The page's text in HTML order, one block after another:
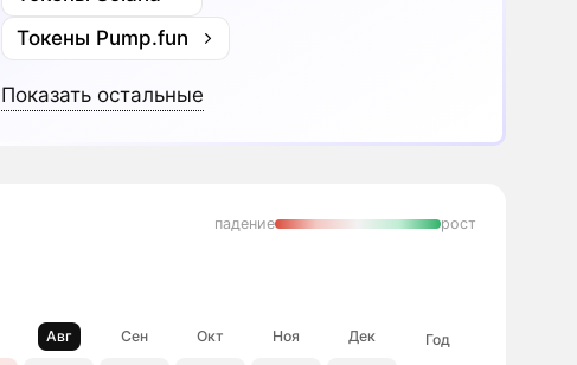
Токены Pump.fun
Показать остальные
падение рост
Авг Сен Окт Ноя Дек Год